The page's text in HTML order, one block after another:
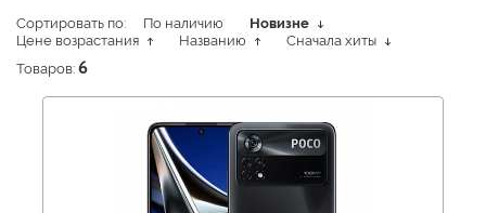
Сортировать по: По наличию
Новизне
Цене возрастания
Названию
Сначала хиты
Товаров: 6